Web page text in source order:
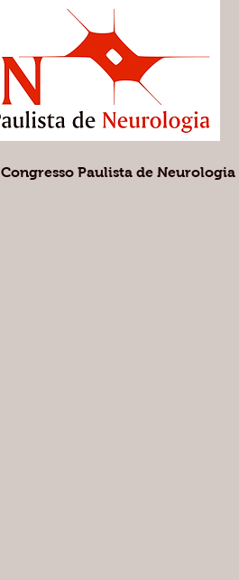
Congresso Paulista de Neurologia